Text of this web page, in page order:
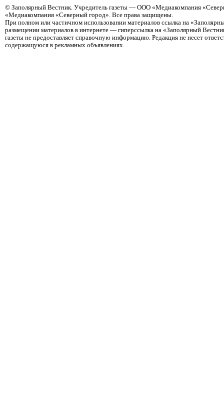
© Заполярный Вестник. Учредитель газеты — ООО «Медиакомпания
«Медиакомпания «Северный город». Все права защищены.
При полном или частичном использовании материалов ссылка на
размещении материалов в интернете — гиперссылка на «Заполярный
газеты не предоставляет справочную информацию. Редакция не несет
содержащуюся в рекламных объявлениях.